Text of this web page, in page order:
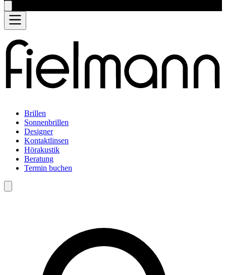
Brillen
Sonnenbrillen
Designer
Kontaktlinsen
Hörakustik
Beratung
Termin buchen